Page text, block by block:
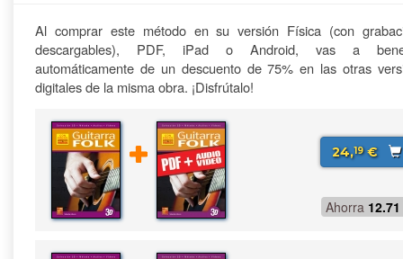
Al comprar este método en su versión Física (con
descargables), PDF, iPad o Android, vas a
automáticamente de un descuento de 75% en las otras
digitales de la misma obra. ¡Disfrútalo!
24,19€
Ahorra 12.71